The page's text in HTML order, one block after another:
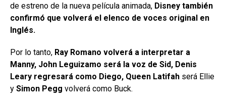
de estreno de la nueva película animada, Disney también
confirmó que volverá el elenco de voces original en
Inglés.
Por lo tanto, Ray Romano volverá a interpretar a
Manny, John Leguizamo será la voz de Sid, Denis
Leary regresará como Diego, Queen Latifah será Ellie
y Simon Pegg volverá como Buck.